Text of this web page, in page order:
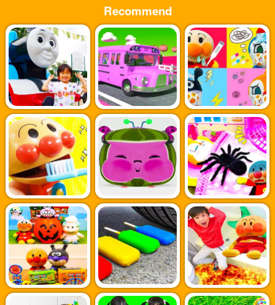
Recommend